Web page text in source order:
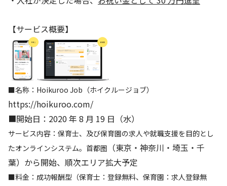
【サービス概要】
■名称：Hoikuroo Job（ホイクルージョブ）
https://hoikuroo.com/
■開始日：2020 年 8 月 19 日（水）
サービス内容：保育士、及び保育園の求人や就職支援を目的とし
たオンラインシステム。首都圏 （東京・神奈川・埼玉・千
葉）から開始、順次エリア拡大予定
■料金：成功報酬型（保育士：登録無料、保育園：求人登録無